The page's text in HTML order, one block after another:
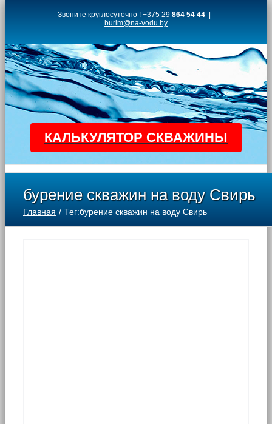
content
Звоните круглосуточно ! +375 29 864 54 44
burim@na-vodu.by
КАЛЬКУЛЯТОР СКВАЖИНЫ
бурение скважин на воду Свирь
Главная Тег:бурение скважин на воду Свирь